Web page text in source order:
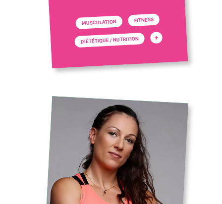
MUSCULATION FITNESS
DIÉTÉTIQUE / NUTRITION +